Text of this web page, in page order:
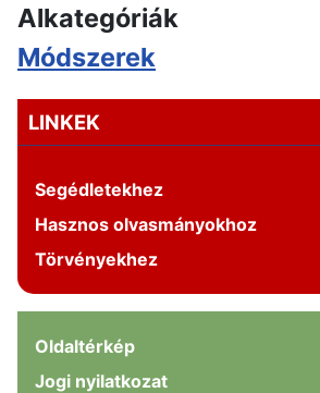
LINKEK
Segédletekhez
Hasznos olvasmányokhoz
Törvényekhez
Oldaltérkép
Jogi nyilatkozat
Alkategóriák
Módszerek